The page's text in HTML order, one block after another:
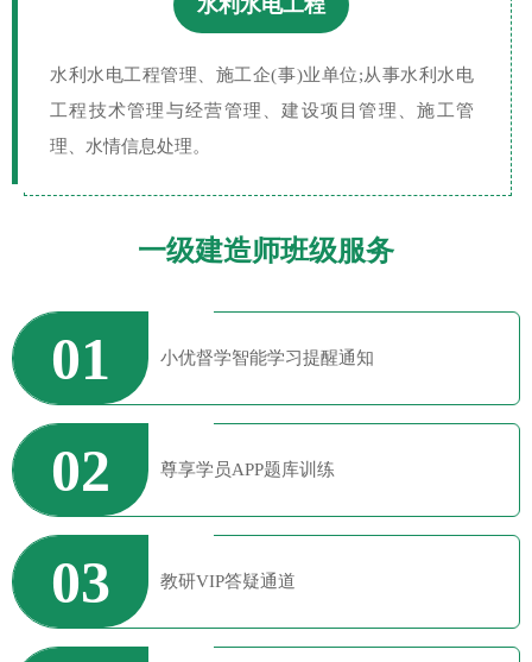
水利水电工程
水利水电工程管理、施工企(事)业单位;从事水利水电
工程技术管理与经营管理、建设项目管理、施工管
理、水情信息处理。
一级建造师班级服务
01 小优督学智能学习提醒通知
02 尊享学员APP题库训练
03 教研VIP答疑通道